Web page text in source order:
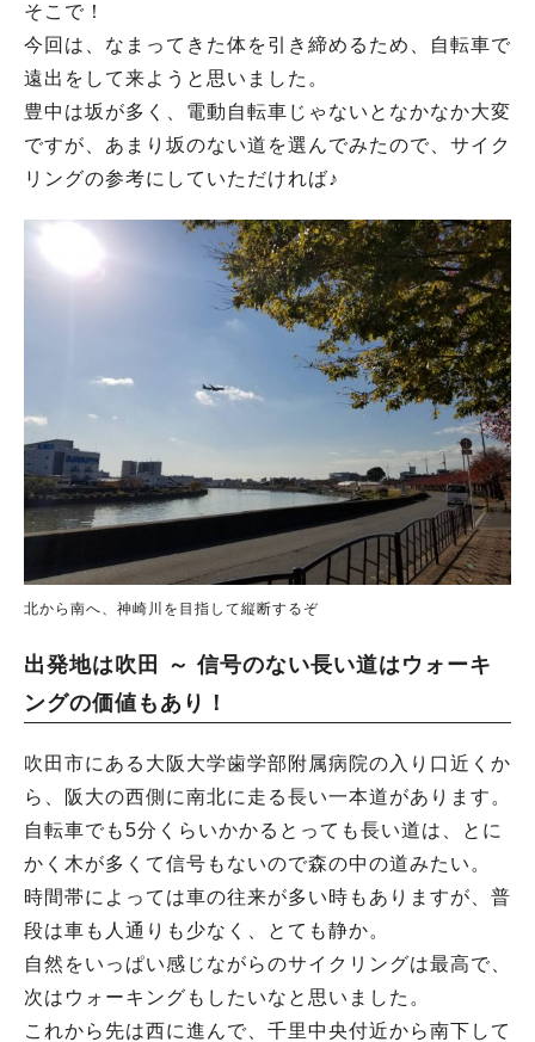
そこで！
今回は、なまってきた体を引き締めるため、自転車で
遠出をして来ようと思いました。
豊中は坂が多く、電動自転車じゃないとなかなか大変
ですが、あまり坂のない道を選んでみたので、サイク
リングの参考にしていただければ♪
北から南へ、神崎川を目指して縦断するぞ
出発地は吹田 ～ 信号のない長い道はウォーキ
ングの価値もあり！
吹田市にある大阪大学歯学部附属病院の入り口近くか
ら、阪大の西側に南北に走る長い一本道があります。
自転車でも5分くらいかかるとっても長い道は、とに
かく木が多くて信号もないので森の中の道みたい。
時間帯によっては車の往来が多い時もありますが、普
段は車も人通りも少なく、とても静か。
自然をいっぱい感じながらのサイクリングは最高で、
次はウォーキングもしたいなと思いました。
これから先は西に進んで、千里中央付近から南下して